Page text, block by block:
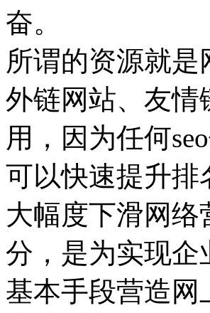
奋。
所谓的资源就
外链网站、友情
用，因为任何
可以快速提升排
大幅度下滑网
分，是为实现企
基本手段营造